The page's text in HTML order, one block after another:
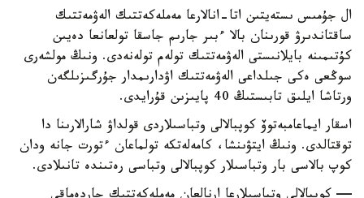
ال جۇمىس ىستەيتىن اتا-انالارعا مەملەكەتتىك الەۋمەتتىك
ساقتاندىرۋ قورىنان بالا ءبىر جارىم جاسقا تولعانعا دەيىن
كۇتىمىنە بايلانىستى الەۋمەتتىك تولەم تولەنەدى. ونىڭ مولشەرى
سوڭعى ەكى جىلداعى الەۋمەتتىك اۋدارىمدار جۇرگىزىلگەن
ورتاشا ايلىق تابىستىڭ 40 پايىزىن قۇرايدى.
اسقار ايماعامبەتوۆ كوپبالالى وتباسىلاردى قولداۋ شارالارىنا دا
توقتالدى. ونىڭ ايتۋىنشا، كامەلەتكە تولماعان ءتورت جانە ودان
كوپ بالاسى بار وتباسىلار كوپبالالى وتباسى رەتىندە تانىلادى.